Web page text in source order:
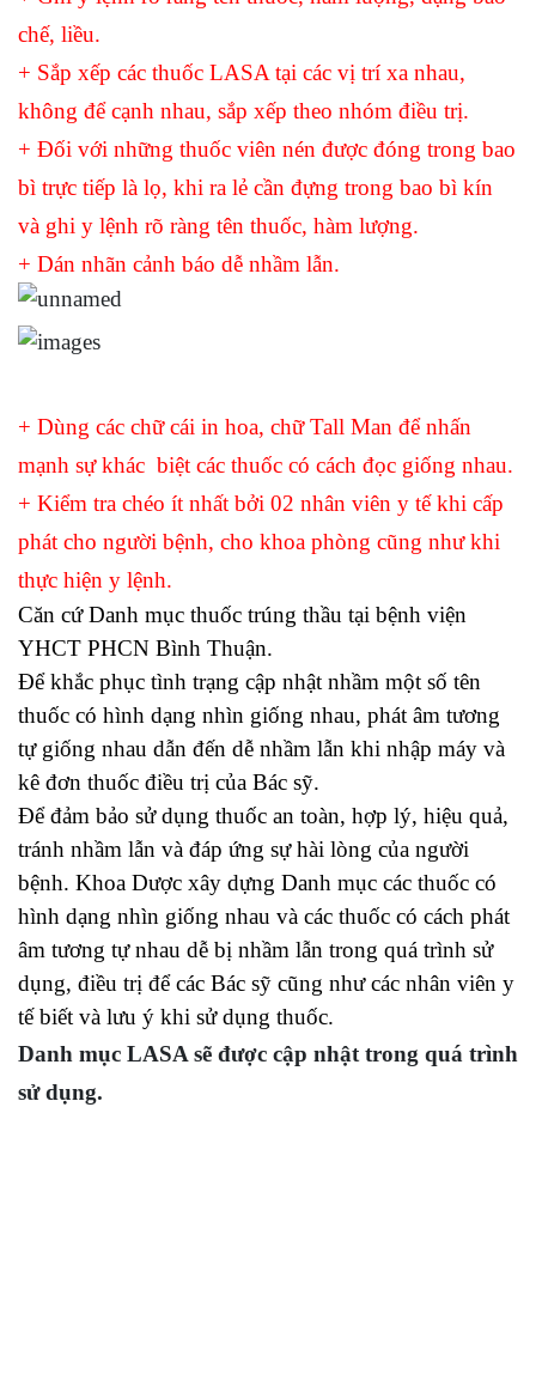
chế, liều.
+ Sắp xếp các thuốc LASA tại các vị trí xa nhau,
không để cạnh nhau, sắp xếp theo nhóm điều trị.
+ Đối với những thuốc viên nén được đóng trong bao
bì trực tiếp là lọ, khi ra lẻ cần đựng trong bao bì kín
và ghi y lệnh rõ ràng tên thuốc, hàm lượng.
+ Dán nhãn cảnh báo dễ nhầm lẫn.
+ Dùng các chữ cái in hoa, chữ Tall Man để nhấn
mạnh sự khác biệt các thuốc có cách đọc giống nhau.
+ Kiểm tra chéo ít nhất bởi 02 nhân viên y tế khi cấp
phát cho người bệnh, cho khoa phòng cũng như khi
thực hiện y lệnh.
Căn cứ Danh mục thuốc trúng thầu tại bệnh viện
YHCT PHCN Bình Thuận.
Để khắc phục tình trạng cập nhật nhầm một số tên
thuốc có hình dạng nhìn giống nhau, phát âm tương
tự giống nhau dẫn đến dễ nhầm lẫn khi nhập máy và
kê đơn thuốc điều trị của Bác sỹ.
Để đảm bảo sử dụng thuốc an toàn, hợp lý, hiệu quả,
tránh nhầm lẫn và đáp ứng sự hài lòng của người
bệnh. Khoa Dược xây dựng Danh mục các thuốc có
hình dạng nhìn giống nhau và các thuốc có cách phát
âm tương tự nhau dễ bị nhầm lẫn trong quá trình sử
dụng, điều trị để các Bác sỹ cũng như các nhân viên y
tế biết và lưu ý khi sử dụng thuốc.
Danh mục LASA sẽ được cập nhật trong quá trình
sử dụng.